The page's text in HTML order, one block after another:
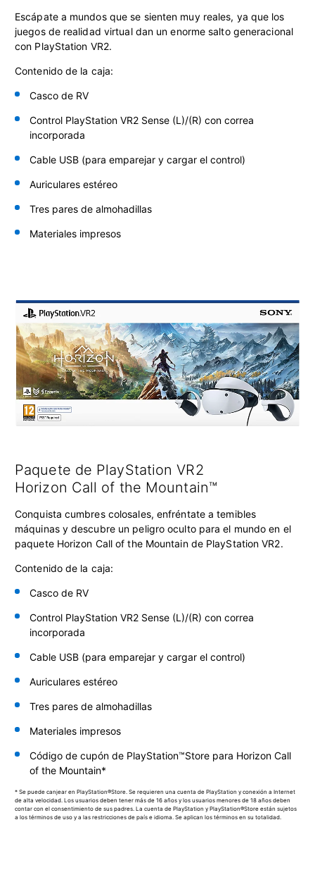
Escápate a mundos que se sienten muy reales, ya que los
juegos de realidad virtual dan un enorme salto generacional
con PlayStation VR2.
Contenido de la caja:
Casco de RV
Control PlayStation VR2 Sense (L)/(R) con correa
incorporada
Cable USB (para emparejar y cargar el control)
Auriculares estéreo
Tres pares de almohadillas
Materiales impresos
Paquete de PlayStation VR2
Horizon Call of the Mountain™
Conquista cumbres colosales, enfréntate a temibles
máquinas y descubre un peligro oculto para el mundo en el
paquete Horizon Call of the Mountain de PlayStation VR2.
Contenido de la caja:
Casco de RV
Control PlayStation VR2 Sense (L)/(R) con correa
incorporada
Cable USB (para emparejar y cargar el control)
Auriculares estéreo
Tres pares de almohadillas
Materiales impresos
Código de cupón de PlayStation™Store para Horizon Call
of the Mountain*
* Se puede canjear en PlayStation®Store. Se requieren una cuenta de PlayStation y conexión a Internet
de alta velocidad. Los usuarios deben tener más de 16 años y los usuarios menores de 18 años deben
contar con el consentimiento de sus padres. La cuenta de PlayStation y PlayStation®Store están sujetos
a los términos de uso y a las restricciones de país e idioma. Se aplican los términos en su totalidad.